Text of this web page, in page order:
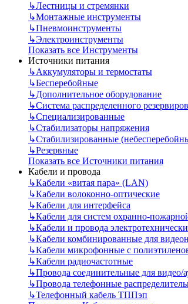
↳Лестницы и стремянки
↳Монтажные инструменты
↳Пневмоинструменты
↳Электроинструменты
Показать все Инструменты
Источники питания
↳Аккумуляторы и термостаты
↳Бесперебойные
↳Дополнительное оборудование
↳Система распределенного
↳Специализированные
↳Стабилизаторы напряжения
↳Стабилизированные
↳Резервные
Показать все Источники питания
Кабели и провода
↳Кабели «витая пара» (LAN)
↳Кабели волоконно-оптические
↳Кабели для интерфейса
↳Кабели для систем охранно-
↳Кабели и провода
↳Кабели комбинированные для
↳Кабели микрофонные с
↳Кабели радиочастотные
↳Провода соединительные для видео/
↳Провода телефонные
↳Телефонный кабель ТППэп